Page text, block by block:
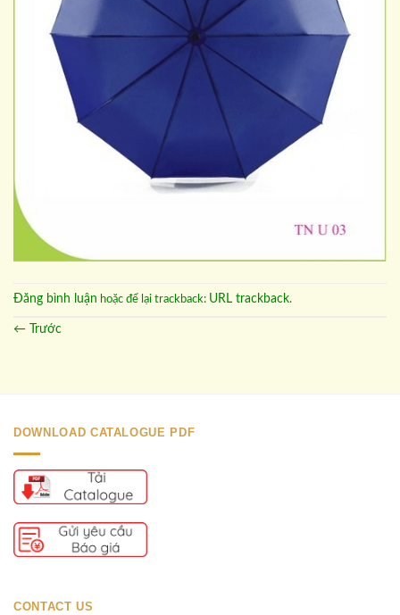
Đăng bình luận hoặc để lại trackback: URL trackback.
← Trước
DOWNLOAD CATALOGUE PDF
CONTACT US